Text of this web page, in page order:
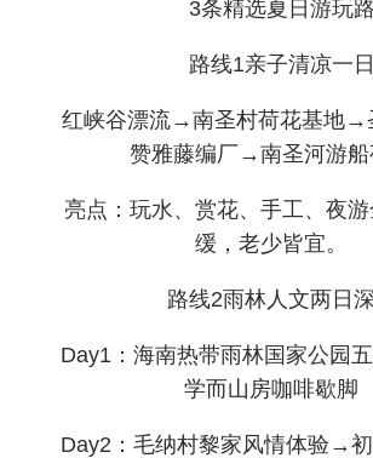
3条精选夏日游玩
路线1亲子清凉一
红峡谷漂流→南圣村荷花基地→
赞雅藤编厂→南圣河游船
亮点：玩水、赏花、手工、夜游
缓，老少皆宜。
路线2雨林人文两日
Day1：海南热带雨林国家公园
学而山房咖啡歇脚
Day2：毛纳村黎家风情体验→初